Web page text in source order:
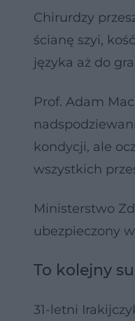
Chirurdzy
ścianę szyi,
języka aż do
Prof. Adam
kondycji, ale
wszystkich
Ministerstwo
ubezpieczony
To kolejny
31-letni